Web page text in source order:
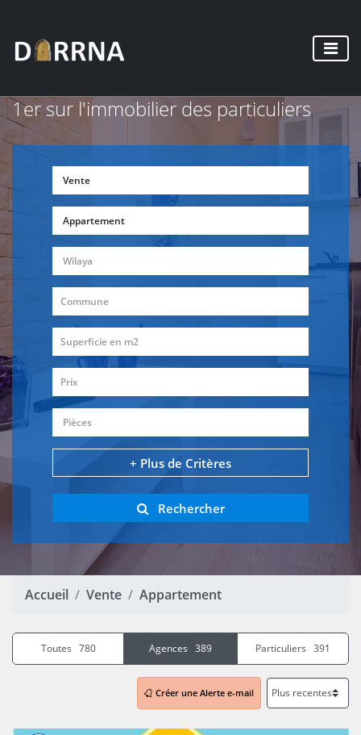
1er sur l'immobilier des particuliers
Vente
Appartement
Wilaya
Prix
Pièces
+ Plus de Critères
Rechercher
Accueil Vente Appartement
Toutes 780 Agences 389 Particuliers 391
Créer une Alerte e-mail